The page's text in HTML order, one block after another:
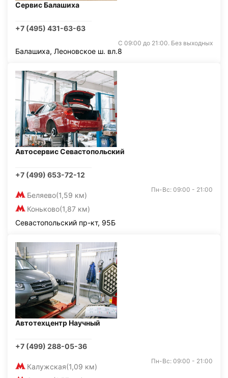
Сервис Балашиха
+7 (495) 431-63-63
С 09:00 до 21:00. Без выходных
Балашиха, Леоновское ш. вл.8
Автосервис Севастопольский
+7 (499) 653-72-12
Беляево(1,59 км)
Коньково(1,87 км)
Пн-Вс: 09:00 - 21:00
Севастопольский пр-кт, 95Б
Автотехцентр Научный
+7 (499) 288-05-36
Калужская(1,09 км)
Пн-Вс: 09:00 - 21:00